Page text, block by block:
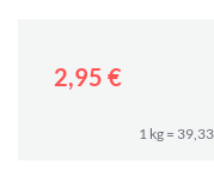
2,95 €
1 kg =